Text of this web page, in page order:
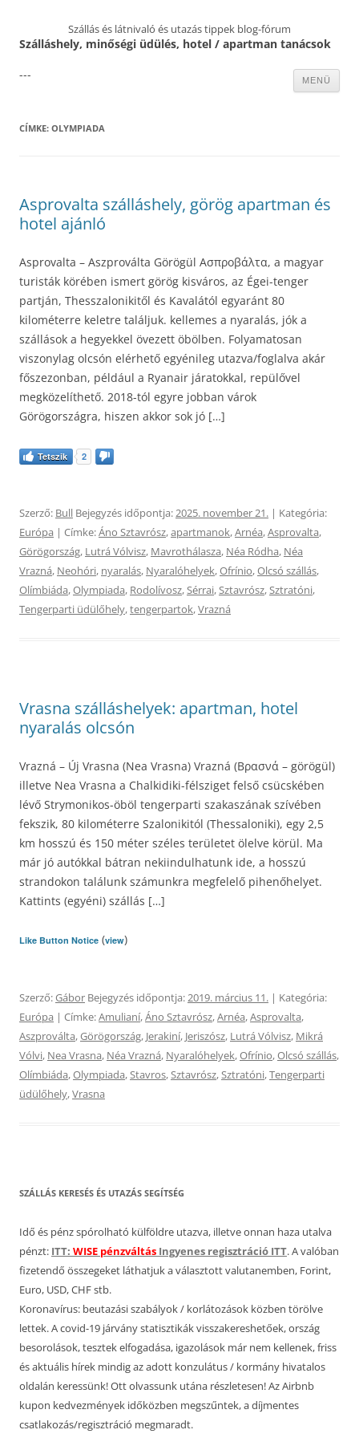
Szállás és látnivaló és utazás tippek blog-fórum
Szálláshely, minőségi üdülés, hotel / apartman tanácsok
MENÜ
---
CÍMKE: OLYMPIADA
Asprovalta szálláshely, görög apartman és
hotel ajánló
Asprovalta – Aszproválta Görögül Ασπροβάλτα, a magyar
turisták körében ismert görög kisváros, az Égei-tenger
partján, Thesszalonikitől és Kavalától egyaránt 80
kilométerre keletre találjuk. kellemes a nyaralás, jók a
szállások a hegyekkel övezett öbölben. Folyamatosan
viszonylag olcsón elérhető egyénileg utazva/foglalva akár
főszezonban, például a Ryanair járatokkal, repülővel
megközelíthető. 2018-tól egyre jobban várok
Görögországra, hiszen akkor sok jó […]
Tetszik 2
Szerző: Bull Bejegyzés időpontja:2025. november 21. | Kategória:
Európa | Címke:Áno Sztavrósz,apartmanok,Arnéa,Asprovalta,
Görögország, Lutrá Vólvisz, Mavrothálasza, Néa Ródha, Néa
Vrazná, Neohóri, nyaralás, Nyaralóhelyek,Ofrínio,Olcsó szállás,
Olímbiáda,Olympiada, Rodolívosz,Sérrai,Sztavrósz,Sztratóni,
Tengerparti üdülőhely,tengerpartok,Vrazná
Vrasna szálláshelyek: apartman, hotel
nyaralás olcsón
Vrazná – Új Vrasna (Nea Vrasna) Vrazná (Βρασνά – görögül)
illetve Nea Vrasna a Chalkidiki-félsziget felső csücskében
lévő Strymonikos-öböl tengerparti szakaszának szívében
fekszik, 80 kilométerre Szalonikitól (Thessaloniki), egy 2,5
km hosszú és 150 méter széles területet ölelve körül. Ma
már jó autókkal bátran nekiindulhatunk ide, a hosszú
strandokon találunk számunkra megfelelő pihenőhelyet.
Kattints (egyéni) szállás […]
Like Button Notice (view)
Szerző:Gábor Bejegyzés időpontja:2019. március 11. | Kategória:
Európa | Címke:Amulianí,Áno Sztavrósz,Arnéa,Asprovalta,
Aszproválta,Görögország, Jerakiní, Jeriszósz, Lutrá Vólvisz, Mikrá
Vólvi, Nea Vrasna, Néa Vrazná, Nyaralóhelyek,Ofrínio,Olcsó szállás,
Olímbiáda,Olympiada,Stavros,Sztavrósz,Sztratóni,Tengerparti
üdülőhely,Vrasna
SZÁLLÁS KERESÉS ÉS UTAZÁS SEGÍTSÉG
Idő és pénz spórolható külföldre utazva, illetve onnan haza utalva
pénzt: ITT: WISE pénzváltás Ingyenes regisztráció ITT. A valóban
fizetendő összegeket láthatjuk a választott valutanemben, Forint,
Euro, USD, CHF stb.
Koronavírus: beutazási szabályok / korlátozások közben törölve
lettek. A covid-19 járvány statisztikák visszakereshetőek, ország
besorolások, tesztek elfogadása, igazolások már nem kellenek, friss
és aktuális hírek mindig az adott konzulátus / kormány hivatalos
oldalán keressünk! Ott olvassunk utána részletesen! Az Airbnb
kupon kedvezmények időközben megszűntek, a díjmentes
csatlakozás/regisztráció megmaradt.